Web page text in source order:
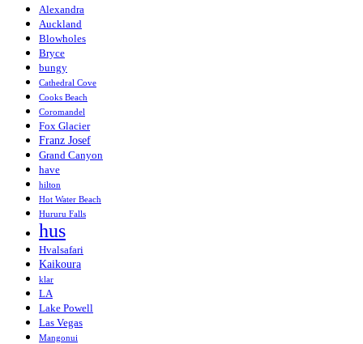
Alexandra
Auckland
Blowholes
Bryce
bungy
Cathedral Cove
Cooks Beach
Coromandel
Fox Glacier
Franz Josef
Grand Canyon
have
hilton
Hot Water Beach
Hururu Falls
hus
Hvalsafari
Kaikoura
klar
LA
Lake Powell
Las Vegas
Mangonui